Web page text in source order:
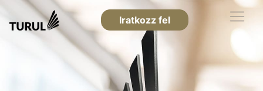
Iratkozz fel